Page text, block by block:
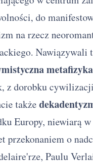
do
na rzecz
Nawiązywali
z dorobku
także
Europy, niewiarą
przekonaniem o
Paulu